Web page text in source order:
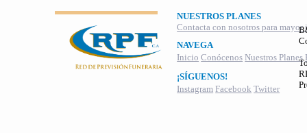
NUESTROS PLANES
Contacta con nosotros para
NAVEGA
Inicio Conócenos Nuestros Planes
¡SÍGUENOS!
Instagram Facebook Twitter